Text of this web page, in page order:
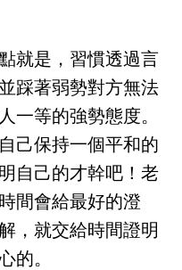
就是，習慣透過言
踩著弱勢對方無法
一等的強勢態度。
己保持一個平和的
自己的才幹吧！老
間會給最好的澄
，就交給時間證明
的。